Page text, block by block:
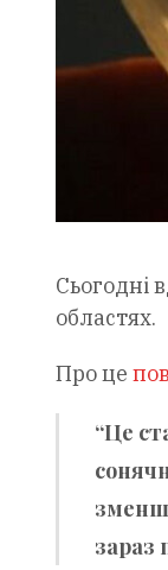
Сьогодні
областях.
Про це
“Це
зараз